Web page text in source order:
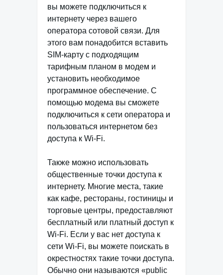
вы можете подключиться к
интернету через вашего
оператора сотовой связи. Для
этого вам понадобится вставить
SIM-карту с подходящим
тарифным планом в модем и
установить необходимое
программное обеспечение. С
помощью модема вы сможете
подключиться к сети оператора и
пользоваться интернетом без
доступа к Wi-Fi.
Также можно использовать
общественные точки доступа к
интернету. Многие места, такие
как кафе, рестораны, гостиницы и
торговые центры, предоставляют
бесплатный или платный доступ к
Wi-Fi. Если у вас нет доступа к
сети Wi-Fi, вы можете поискать в
окрестностях такие точки доступа.
Обычно они называются «public